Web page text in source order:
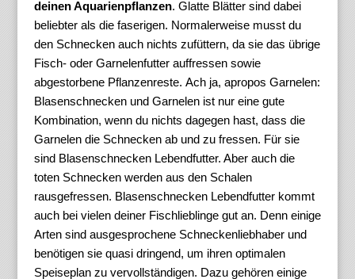
deinen Aquarienpflanzen. Glatte Blätter sind dabei
beliebter als die faserigen. Normalerweise musst du
den Schnecken auch nichts zufüttern, da sie das übrige
Fisch- oder Garnelenfutter auffressen sowie
abgestorbene Pflanzenreste. Ach ja, apropos Garnelen:
Blasenschnecken und Garnelen ist nur eine gute
Kombination, wenn du nichts dagegen hast, dass die
Garnelen die Schnecken ab und zu fressen. Für sie
sind Blasenschnecken Lebendfutter. Aber auch die
toten Schnecken werden aus den Schalen
rausgefressen. Blasenschnecken Lebendfutter kommt
auch bei vielen deiner Fischlieblinge gut an. Denn einige
Arten sind ausgesprochene Schneckenliebhaber und
benötigen sie quasi dringend, um ihren optimalen
Speiseplan zu vervollständigen. Dazu gehören einige